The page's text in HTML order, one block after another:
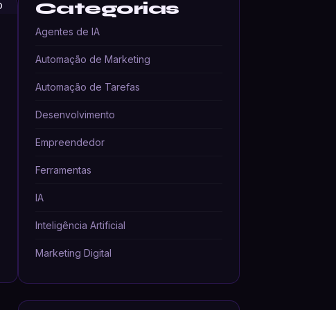
Categorias
Agentes de IA
Automação de Marketing
Automação de Tarefas
Desenvolvimento
Empreendedor
Ferramentas
IA
Inteligência Artificial
Marketing Digital